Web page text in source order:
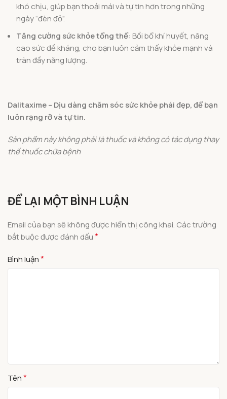
khó chịu, giúp bạn thoải mái và tự tin hơn trong những
ngày “đèn đỏ”.
Tăng cường sức khỏe tổng thể: Bồi bổ khí huyết, nâng
cao sức đề kháng, cho bạn luôn cảm thấy khỏe mạnh và
tràn đầy năng lượng.
Dalitaxime – Dịu dàng chăm sóc sức khỏe phái đẹp, để bạn
luôn rạng rỡ và tự tin.
Sản phẩm này không phải là thuốc và không có tác dụng thay
thế thuốc chữa bệnh
ĐỂ LẠI MỘT BÌNH LUẬN
Email của bạn sẽ không được hiển thị công khai. Các trường
bắt buộc được đánh dấu*
Bình luận*
Tên*